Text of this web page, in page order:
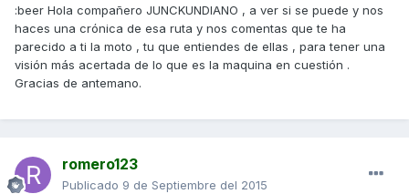
:beer Hola compañero JUNCKUNDIANO , a ver si se puede y nos
haces una crónica de esa ruta y nos comentas que te ha
parecido a ti la moto , tu que entiendes de ellas , para tener una
visión más acertada de lo que es la maquina en cuestión .
Gracias de antemano.
romero123
Publicado 9 de Septiembre del 2015